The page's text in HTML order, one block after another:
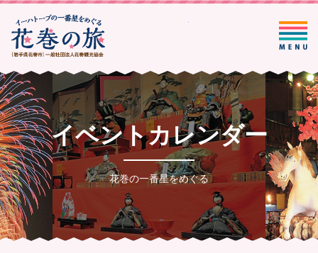
一般社団法人花巻観光協
イベントカレンダー
花巻の一番星をめぐる